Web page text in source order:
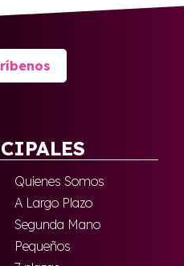
Quienes Somos
A Largo Plazo
Segunda Mano
Pequeños